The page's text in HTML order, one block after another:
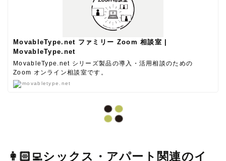
MovableType.net ファミリー Zoom 相談室 |
MovableType.net
MovableType.net シリーズ製品の導入・活用相談のための
Zoom オンライン相談室です。
movabletype.net
👩🏻‍💻シックス・アパート関連のイ